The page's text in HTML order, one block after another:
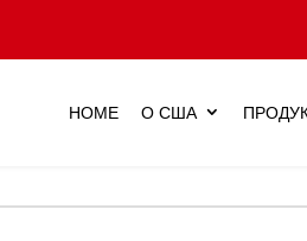
HOME О США